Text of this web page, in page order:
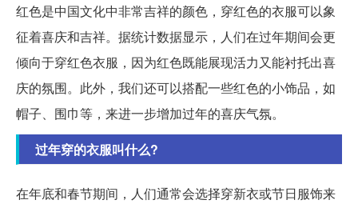
红色是中国文化中非常吉祥的颜色，穿红色的衣服可以象
征着喜庆和吉祥。据统计数据显示，人们在过年期间会更
倾向于穿红色衣服，因为红色既能展现活力又能衬托出喜
庆的氛围。此外，我们还可以搭配一些红色的小饰品，如
帽子、围巾等，来进一步增加过年的喜庆气氛。
过年穿的衣服叫什么?
在年底和春节期间，人们通常会选择穿新衣或节日服饰来